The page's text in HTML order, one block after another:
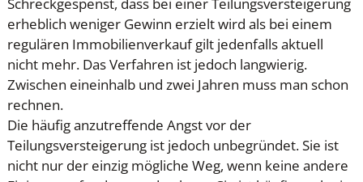
Schreckgespenst, dass bei einer Teilungsversteigerung
erheblich weniger Gewinn erzielt wird als bei einem
regulären Immobilienverkauf gilt jedenfalls aktuell
nicht mehr. Das Verfahren ist jedoch langwierig.
Zwischen eineinhalb und zwei Jahren muss man schon
rechnen.
Die häufig anzutreffende Angst vor der
Teilungsversteigerung ist jedoch unbegründet. Sie ist
nicht nur der einzig mögliche Weg, wenn keine andere